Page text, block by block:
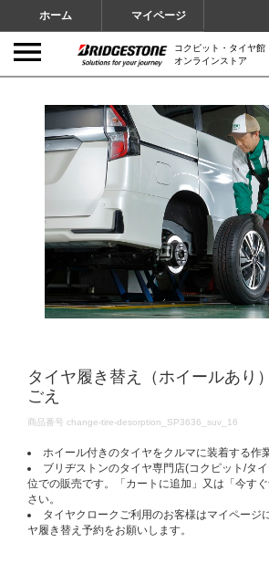
ホーム マイページ
コクピット・タイヤ館
オンラインストア
タイヤ履き替え（ホイールあり
ごえ
DETAILS
商品番号 change-tire-desorption_SP3636_suv_16
ホイール付きのタイヤをクルマに装着する作
ブリヂストンのタイヤ専門店(コクピット/タ
位での販売です。「カートに追加」又は「今す
さい。
タイヤクロークご利用のお客様はマイページ
ヤ履き替え予約をお願いします。